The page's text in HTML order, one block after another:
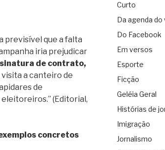
previsível que a falta
iria prejudicar
de contrato,
visita a canteiro de
de
(Editorial,
concretos
Curto
Da agenda do
Do Facebook
Em versos
Esporte
Ficção
Geléia Geral
Histórias de
Imigração
Jornalismo